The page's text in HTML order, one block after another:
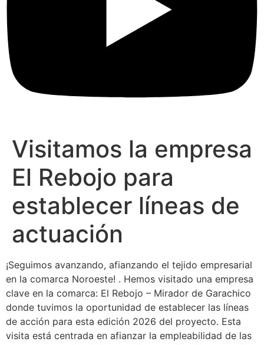
Visitamos la empresa
El Rebojo para
establecer líneas de
actuación
¡Seguimos avanzando, afianzando el tejido empresarial
en la comarca Noroeste! . Hemos visitado una empresa
clave en la comarca: El Rebojo – Mirador de Garachico
donde tuvimos la oportunidad de establecer las líneas
de acción para esta edición 2026 del proyecto. Esta
visita está centrada en afianzar la empleabilidad de las